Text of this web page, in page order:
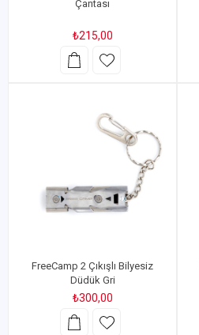
Çantası
₺215,00
FreeCamp 2 Çıkışlı Bilyesiz
Düdük Gri
₺300,00